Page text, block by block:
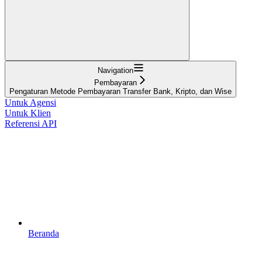
Navigation
Pembayaran
Pengaturan Metode Pembayaran Transfer Bank, Kripto, dan Wise
Untuk Agensi
Untuk Klien
Referensi API
Beranda